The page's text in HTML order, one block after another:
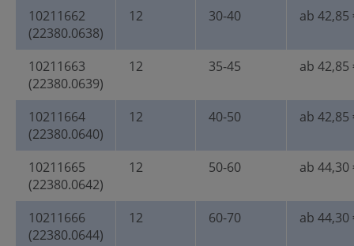
10211662
(22380.0638)
12 30-40 ab 42,85
10211663
(22380.0639)
12 35-45 ab 42,85
10211664
(22380.0640)
12 40-50 ab 42,85
10211665
(22380.0642)
12 50-60 ab 44,30
10211666
(22380.0644)
12 60-70 ab 44,30